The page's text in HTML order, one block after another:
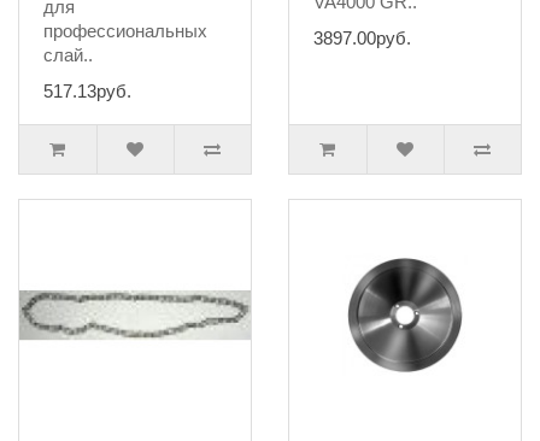
для
профессиональных
слай..
517.13руб.
3897.00руб.